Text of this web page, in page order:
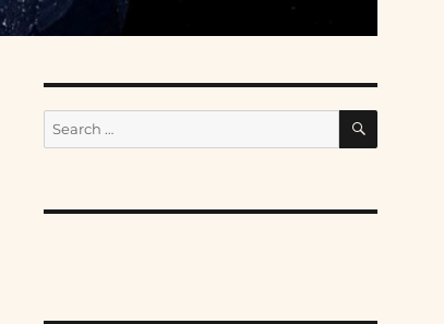
Search
for:
SEARCH